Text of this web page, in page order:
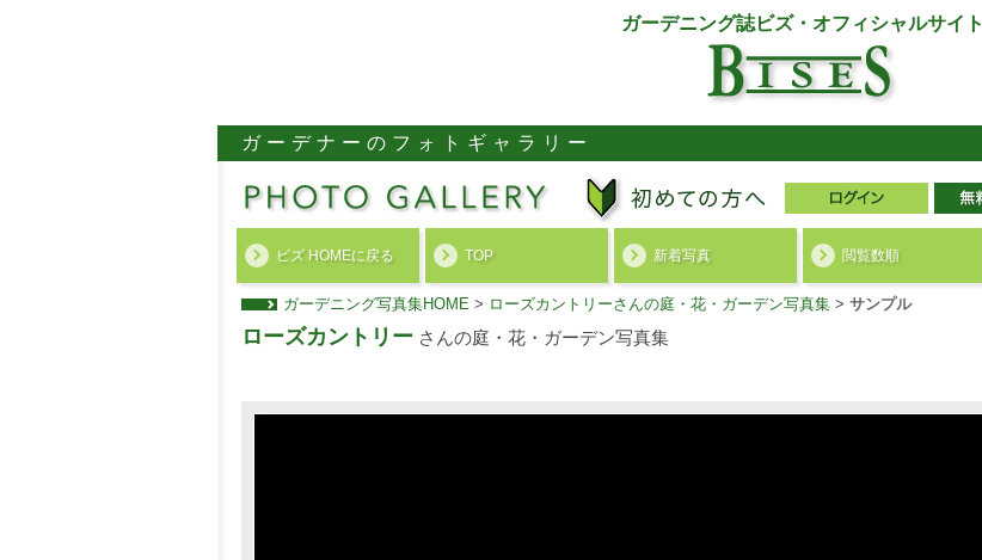
ガーデニング誌ビズ・オフィシャルサイト
ガーデナーのフォトギャラリー
ビズ HOMEに戻る TOP 新着写真 閲覧数順
ガーデニング写真集HOME > ローズカントリーさんの庭・花・ガーデン写真集 > サンプル
ローズカントリー さんの庭・花・ガーデン写真集